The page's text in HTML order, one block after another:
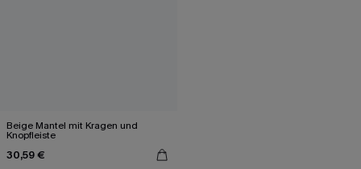
Beige Mantel mit Kragen und
Knopfleiste
30,59 €